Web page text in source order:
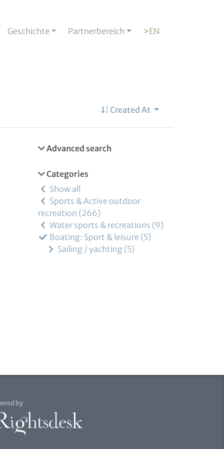
Geschichte Partnerbereich >EN
Created At
Advanced search
Categories
Show all
Sports & Active outdoor
recreation 266
Water sports & recreations 9
Boating: Sport & leisure 5
Sailing / yachting 5
by